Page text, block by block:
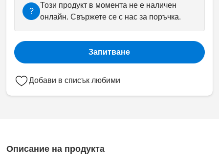
?
Този продукт в момента не е наличен
онлайн. Свържете се с нас за поръчка.
Запитване
Добави в списък любими
Описание на продукта